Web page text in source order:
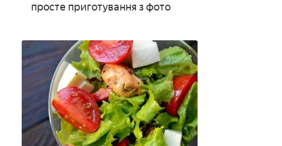
просте приготування з фото